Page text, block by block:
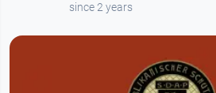
since 2 years